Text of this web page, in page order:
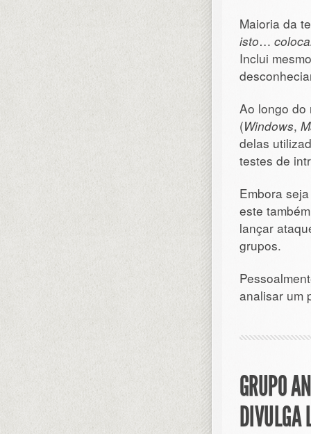
Maioria da
isto…
Inclui
Ao longo do
(Windows,
delas
testes de
Embora
este
lançar
grupos.
analisar um
GRUPO